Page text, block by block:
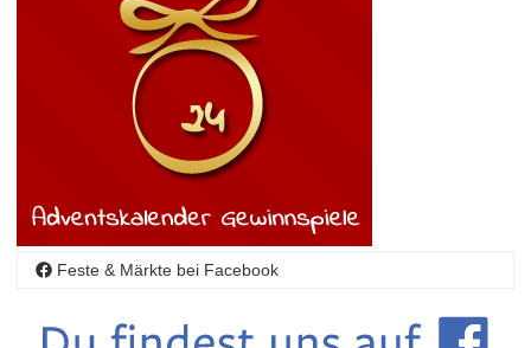
Feste & Märkte bei Facebook